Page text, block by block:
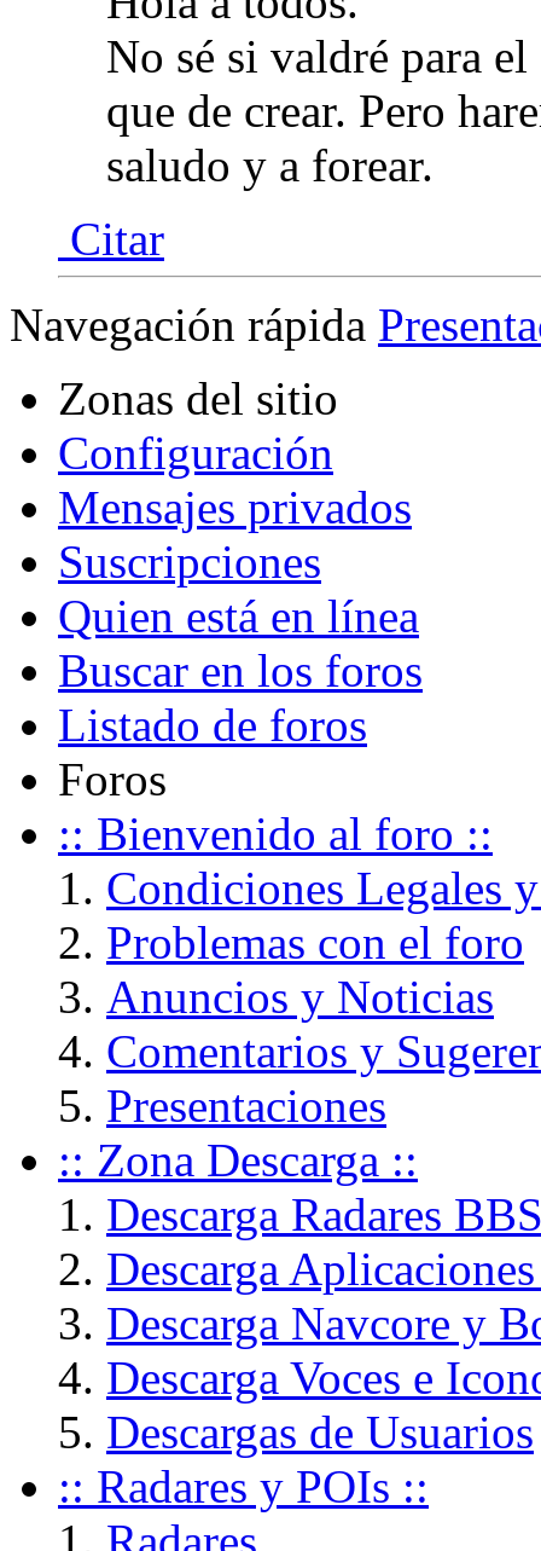
No sé si valdré para
que de crear. Pero
saludo y a forear.
Citar
Navegación rápida
Zonas del sitio
Configuración
Mensajes privados
Suscripciones
Quien está en línea
Buscar en los foros
Listado de foros
Foros
:: Bienvenido al foro ::
Condiciones Legales
Problemas con el foro
Anuncios y Noticias
Comentarios y
Presentaciones
:: Zona Descarga ::
Descarga Radares
Descarga
Descarga Navcore y
Descarga Voces e
Descargas de Usuarios
:: Radares y POIs ::
Radares